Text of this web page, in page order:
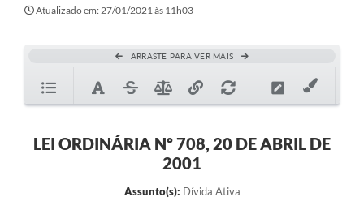
Atualizado em: 27/01/2021 às 11h03
ARRASTE PARA VER MAIS
LEI ORDINÁRIA Nº 708, 20 DE ABRIL DE
2001
Assunto(s): Dívida Ativa